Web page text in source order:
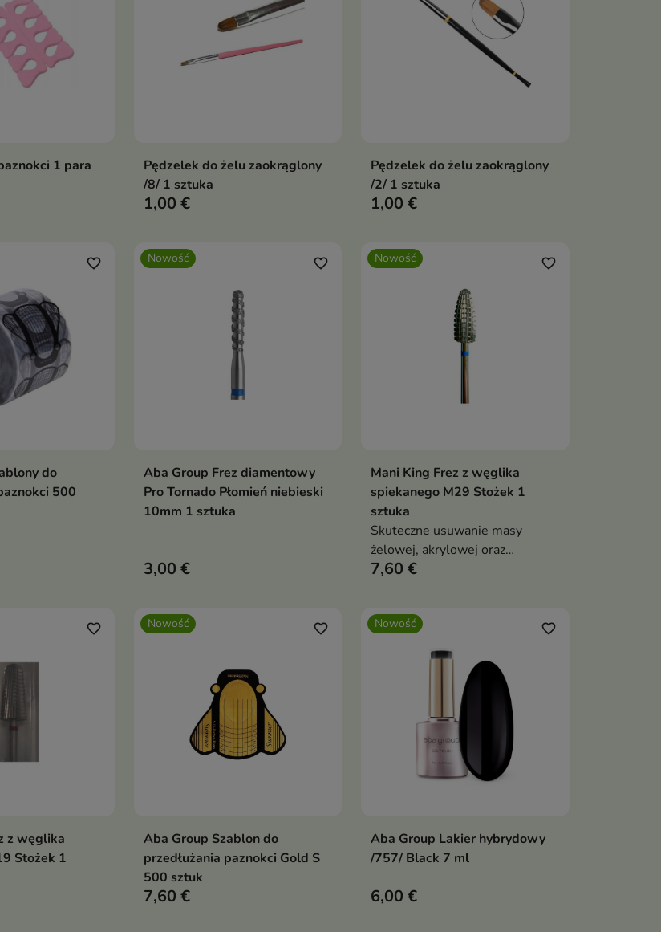
do koszyka
1 para Dodaj do koszyka
Pędzelek do żelu zaokrąglony
/8/ 1 sztuka
1,00 €
Dodaj do koszyka
Pędzelek do żelu zaokrąglony
/2/ 1 sztuka
1,00 €
do koszyka
favorite_border
do
500
Nowość
Dodaj do koszyka
favorite_border
Aba Group Frez diamentowy
Pro Tornado Płomień niebieski
10mm 1 sztuka
3,00 €
Nowość
 Dodaj do koszyka
favorite_border
Mani King Frez z węglika
spiekanego M29 Stożek 1
sztuka
Skuteczne usuwanie masy
żelowej, akrylowej oraz
hybrydowej.
7,60 €
do koszyka
favorite_border
z węglika
Stożek 1
Nowość
Dodaj do koszyka
favorite_border
Aba Group Szablon do
przedłużania paznokci Gold S
500 sztuk
7,60 €
Nowość
Dodaj do koszyka
favorite_border
Aba Group Lakier hybrydowy
/757/ Black 7 ml
6,00 €